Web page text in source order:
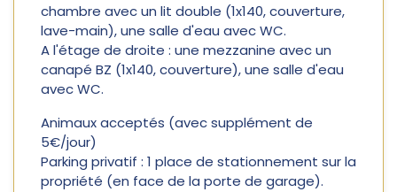
chambre avec un lit double (1x140, couverture,
lave-main), une salle d'eau avec WC.
A l'étage de droite : une mezzanine avec un
canapé BZ (1x140, couverture), une salle d'eau
avec WC.
Animaux acceptés (avec supplément de
5€/jour)
Parking privatif : 1 place de stationnement sur la
propriété (en face de la porte de garage).